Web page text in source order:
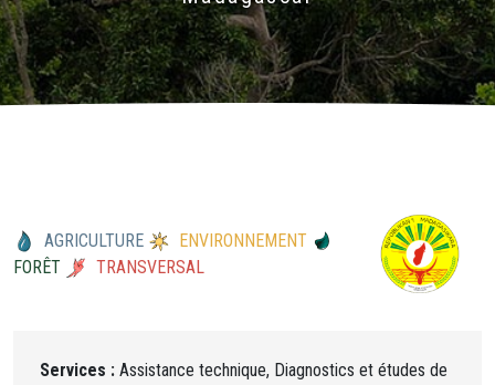
AGRICULTURE
ENVIRONNEMENT
FORÊT
TRANSVERSAL
Services : Assistance technique, Diagnostics et études de